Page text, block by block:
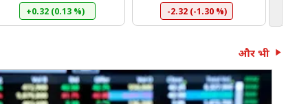
+0.32 (0.13 %) -2.32 (-1.30 %)
और भी